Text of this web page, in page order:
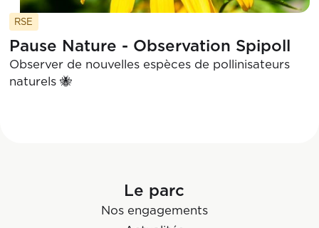
RSE
Pause Nature - Observation Spipoll
Observer de nouvelles espèces de pollinisateurs
naturels 🐝
Le parc
Nos engagements